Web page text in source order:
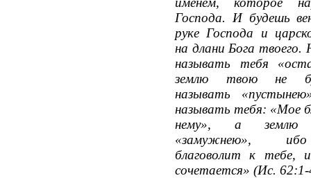
Господа. И будешь
руке Господа и
на длани Бога
называть тебя
землю твою не
называть
называть тебя: «Мое
нему», а
«замужнею»,
благоволит к тебе,
сочетается» (Ис.